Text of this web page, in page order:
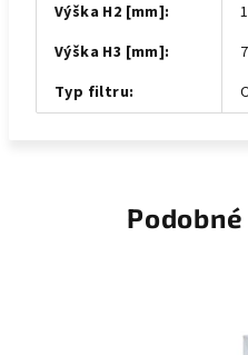
Výška H2 [mm]:
Výška H3 [mm]:
7
Typ filtru: